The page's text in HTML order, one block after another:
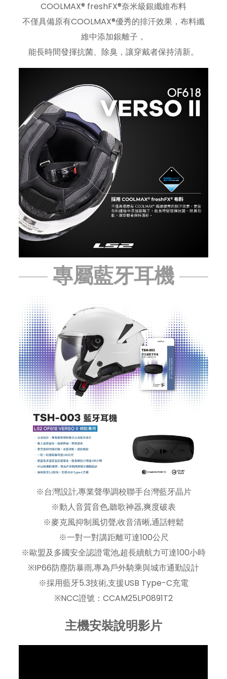
COOLMAX® freshFX®奈米級銀纖維布料
不僅具備原有COOLMAX®優秀的排汗效果，布料纖
維中添加銀離子，
能長時間發揮抗菌、除臭，讓穿戴者保持清新。
專屬藍牙耳機
※台灣設計,專業聲學調校聯手台灣藍牙晶片
※動人音質音色,聽歌神器,爽度破表
※麥克風抑制風切聲,收音清晰,通話輕鬆
※一對一對講距離可達100公尺
※歐盟及多國安全認證電池,超長續航力可達100小時
※IP66防塵防暴雨,專為戶外騎乘與城市通勤設計
※採用藍牙5.3技術,支援USB Type-C充電
※NCC證號：CCAM25LP0891T2
主機安裝說明影片